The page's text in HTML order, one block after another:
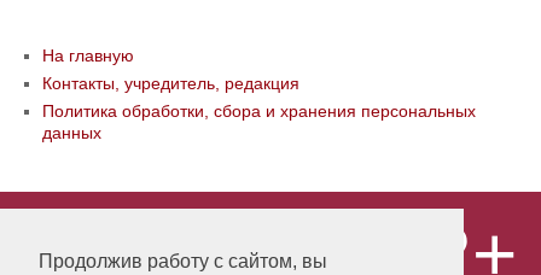
Продолжив работу с сайтом, вы
На главную
Контакты, учредитель, редакция
Политика обработки, сбора и хранения персональных
данных
«Publishing company «World of science»,
LLC Материалы, размещенные на сайте,
12+